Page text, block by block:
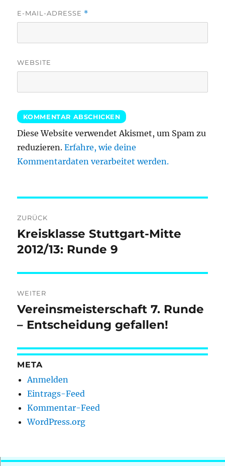
E-MAIL-ADRESSE *
WEBSITE
Diese Website verwendet Akismet, um Spam zu
reduzieren.Erfahre, wie deine
Kommentardaten verarbeitet werden.
ZURÜCK
Vorheriger
Beitrag:
Kreisklasse Stuttgart-Mitte
2012/13: Runde 9
WEITER
Nächster
Beitrag:
Vereinsmeisterschaft 7. Runde
– Entscheidung gefallen!
META
Anmelden
Eintrags-Feed
Kommentar-Feed
WordPress.org